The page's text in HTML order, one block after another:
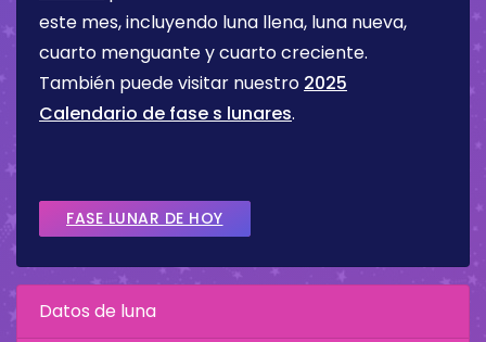
este mes, incluyendo luna llena, luna nueva,
cuarto menguante y cuarto creciente.
También puede visitar nuestro 2025
Calendario de fase s lunares.
FASE LUNAR DE HOY
Datos de luna